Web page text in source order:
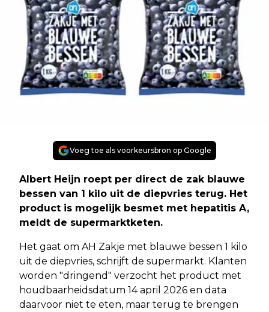
Voeg toe als voorkeursbron op Google
Albert Heijn roept per direct de zak blauwe
bessen van 1 kilo uit de diepvries terug. Het
product is mogelijk besmet met hepatitis A,
meldt de supermarktketen.
Het gaat om AH Zakje met blauwe bessen 1 kilo
uit de diepvries, schrijft de supermarkt. Klanten
worden "dringend" verzocht het product met
houdbaarheidsdatum 14 april 2026 en data
daarvoor niet te eten, maar terug te brengen